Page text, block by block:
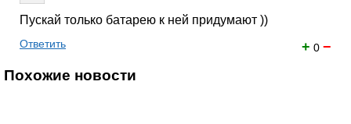
Пускай только батарею к ней придумают ))
+ 0 −
Ответить
Похожие новости